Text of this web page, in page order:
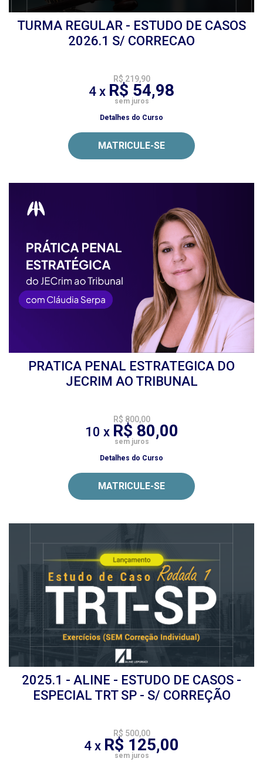
TURMA REGULAR - ESTUDO DE CASOS
2026.1 S/ CORRECAO
R$ 219,90
4 x R$ 54,98
sem juros
Detalhes do Curso
MATRICULE-SE
PRATICA PENAL ESTRATEGICA DO
JECRIM AO TRIBUNAL
R$ 800,00
10 x R$ 80,00
sem juros
Detalhes do Curso
MATRICULE-SE
2025.1 - ALINE - ESTUDO DE CASOS -
ESPECIAL TRT SP - S/ CORREÇÃO
R$ 500,00
4 x R$ 125,00
sem juros